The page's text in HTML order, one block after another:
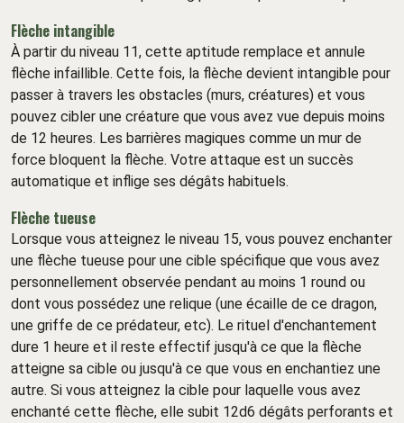
Flèche intangible
À partir du niveau 11, cette aptitude remplace et annule
flèche infaillible. Cette fois, la flèche devient intangible pour
passer à travers les obstacles (murs, créatures) et vous
pouvez cibler une créature que vous avez vue depuis moins
de 12 heures. Les barrières magiques comme un mur de
force bloquent la flèche. Votre attaque est un succès
automatique et inflige ses dégâts habituels.
Flèche tueuse
Lorsque vous atteignez le niveau 15, vous pouvez enchanter
une flèche tueuse pour une cible spécifique que vous avez
personnellement observée pendant au moins 1 round ou
dont vous possédez une relique (une écaille de ce dragon,
une griffe de ce prédateur, etc). Le rituel d'enchantement
dure 1 heure et il reste effectif jusqu'à ce que la flèche
atteigne sa cible ou jusqu'à ce que vous en enchantiez une
autre. Si vous atteignez la cible pour laquelle vous avez
enchanté cette flèche, elle subit 12d6 dégâts perforants et